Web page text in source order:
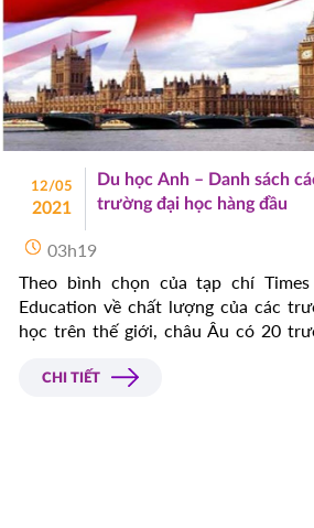
12/05
2021
Du học Anh – Danh sách
trường đại học hàng đầu
03h19
Theo bình chọn của tạp chí Times
Education về chất lượng của các
học trên thế giới, châu Âu có 20
đầu, trong 20 trường đại học ở
CHI TIẾT